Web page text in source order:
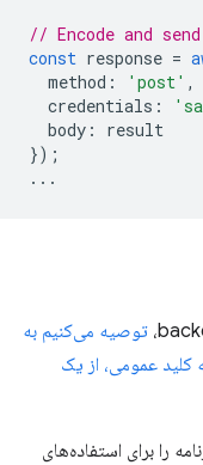
// Encode and
const response =
method : 'post' ,
credentials :
body :
result
});
...
توصیه می‌کنیم به
کلید عمومی، از یک
را برای استفاده‌های